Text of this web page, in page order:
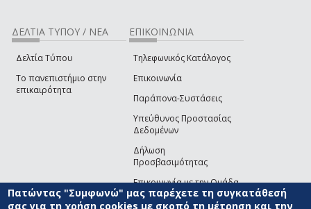
ΔΕΛΤΙΑ ΤΥΠΟΥ / ΝΕΑ
Δελτία Τύπου
Το πανεπιστήμιο στην
επικαιρότητα
ΕΠΙΚΟΙΝΩΝΙΑ
Τηλεφωνικός Κατάλογος
Επικοινωνία
Παράπονα-Συστάσεις
Υπεύθυνος Προστασίας
Δεδομένων
Δήλωση
Προσβασιμότητας
Επικοινωνία με την Ομάδα
Ανάπτυξης του site(link sends e-mail)
Πατώντας "Συμφωνώ" μας παρέχετε τη συγκατάθεσή
σας για τη χρήση cookies με σκοπό τη μέτρηση και την